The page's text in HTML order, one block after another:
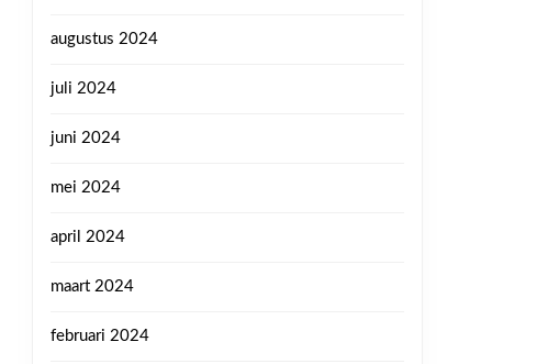
augustus 2024
juli 2024
juni 2024
mei 2024
april 2024
maart 2024
februari 2024